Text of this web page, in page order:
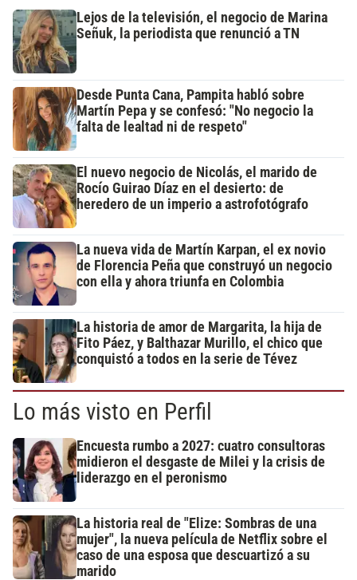
Lejos de la televisión, el negocio de Marina
Señuk, la periodista que renunció a TN
Desde Punta Cana, Pampita habló sobre
Martín Pepa y se confesó: "No negocio la
falta de lealtad ni de respeto"
El nuevo negocio de Nicolás, el marido de
Rocío Guirao Díaz en el desierto: de
heredero de un imperio a astrofotógrafo
La nueva vida de Martín Karpan, el ex novio
de Florencia Peña que construyó un negocio
con ella y ahora triunfa en Colombia
La historia de amor de Margarita, la hija de
Fito Páez, y Balthazar Murillo, el chico que
conquistó a todos en la serie de Tévez
Lo más visto en Perfil
Encuesta rumbo a 2027: cuatro consultoras
midieron el desgaste de Milei y la crisis de
liderazgo en el peronismo
La historia real de "Elize: Sombras de una
mujer", la nueva película de Netflix sobre el
caso de una esposa que descuartizó a su
marido